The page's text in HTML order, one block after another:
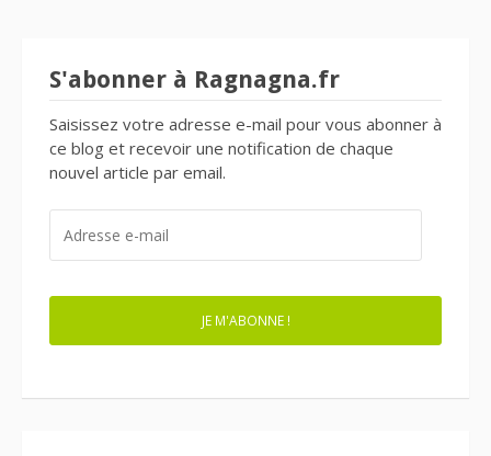
S'abonner à Ragnagna.fr
Saisissez votre adresse e-mail pour vous abonner à
ce blog et recevoir une notification de chaque
nouvel article par email.
MAIL
JE M'ABONNE !